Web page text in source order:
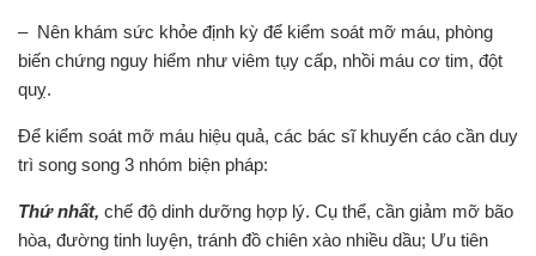
– Nên khám sức khỏe định kỳ để kiểm soát mỡ máu, phòng
biến chứng nguy hiểm như viêm tụy cấp, nhồi máu cơ tim, đột
quỵ.
Để kiểm soát mỡ máu hiệu quả, các bác sĩ khuyến cáo cần duy
trì song song 3 nhóm biện pháp:
Thứ nhất, chế độ dinh dưỡng hợp lý. Cụ thể, cần giảm mỡ bão
hòa, đường tinh luyện, tránh đồ chiên xào nhiều dầu; Ưu tiên